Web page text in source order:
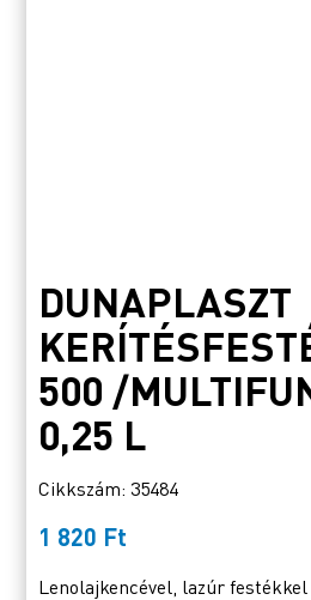
DUNAPLASZT
500 /
0,25 L
Cikkszám: 35484
1 820 Ft
Lenolajkencével, lazúr festékkel